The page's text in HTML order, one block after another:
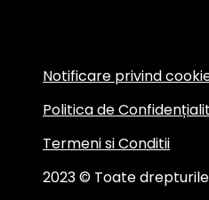
2023 © Toate
Notificare privind
Politica de
Termeni si Conditii